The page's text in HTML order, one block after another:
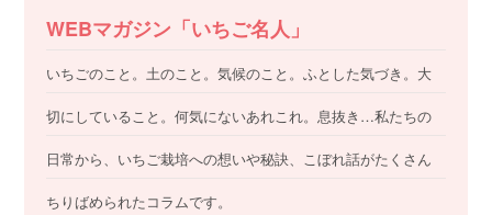
WEBマガジン「いちご名人」
いちごのこと。土のこと。気候のこと。ふとした気づき。大
切にしていること。何気にないあれこれ。息抜き…私たちの
日常から、いちご栽培への想いや秘訣、こぼれ話がたくさん
ちりばめられたコラムです。